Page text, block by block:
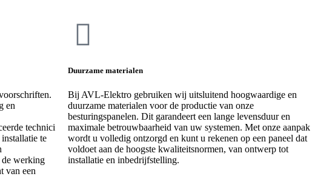
en
technici
te
de werking
van een
Duurzame materialen
Bij AVL-Elektro gebruiken wij uitsluitend hoogwaardige en
duurzame materialen voor de productie van onze
besturingspanelen. Dit garandeert een lange levensduur en
maximale betrouwbaarheid van uw systemen. Met onze aanpak
wordt u volledig ontzorgd en kunt u rekenen op een paneel dat
voldoet aan de hoogste kwaliteitsnormen, van ontwerp tot
installatie en inbedrijfstelling.